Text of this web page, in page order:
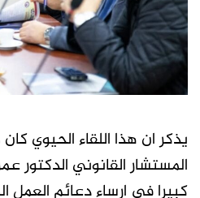
يذكر ان هذا اللقاء الحيوي
المستشار القانوني الدكتور
كبيرا في ارساء دعائم العمل